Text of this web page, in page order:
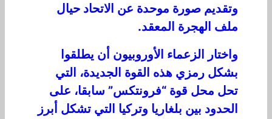
وتقديم صورة موحدة عن الاتحاد حيال
ملف الهجرة المعقد.
واختار الزعماء الأوروبيون أن يطلقوا
بشكل رمزي هذه القوة الجديدة، التي
تحل محل قوة “فرونتكس” سابقا، على
الحدود بين بلغاريا وتركيا التي تشكل أبرز